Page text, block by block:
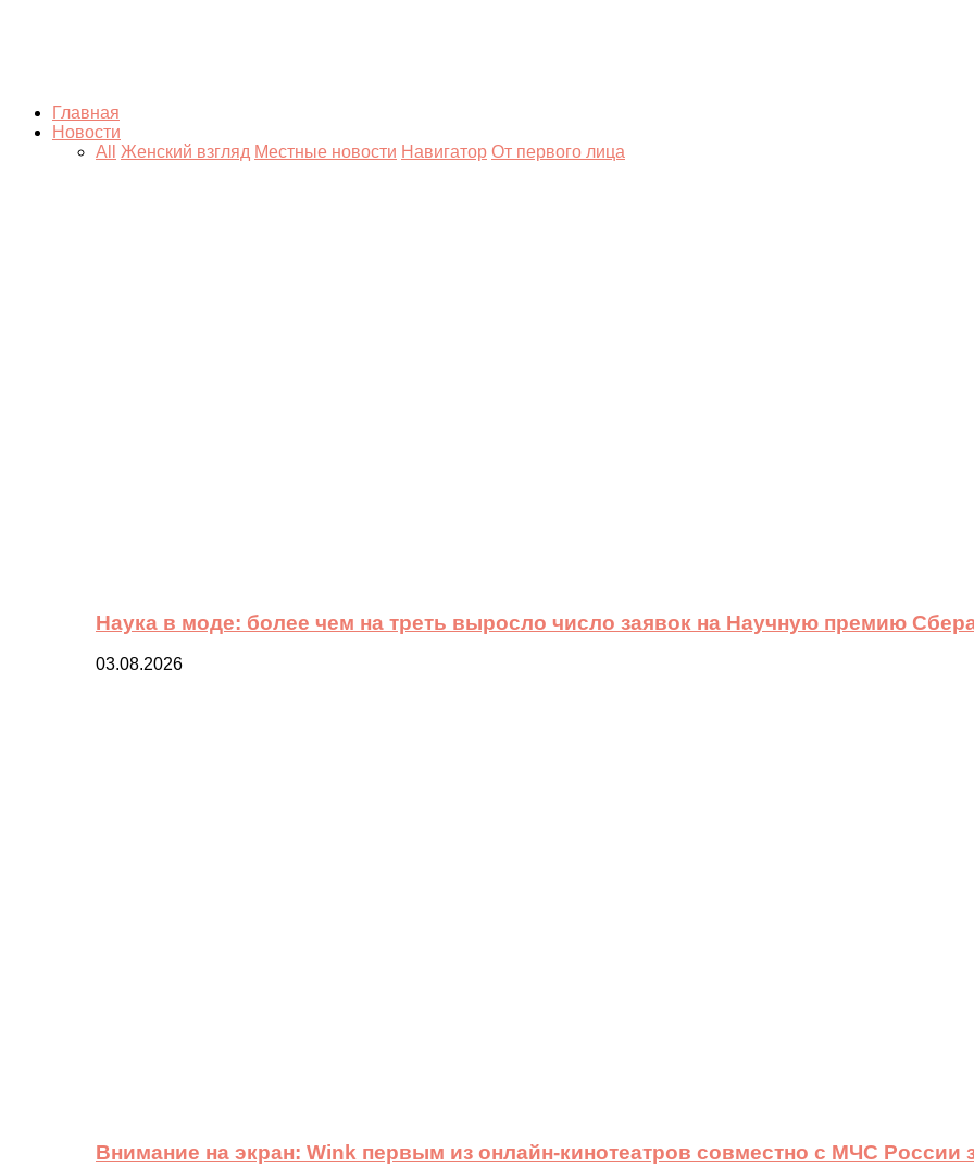
Главная
Новости
All
Женский взгляд Местные новости Навигатор От первого лица
Наука в моде: более чем на треть выросло число заявок на Научную премию
03.08.2026
Внимание на экран: Wink первым из онлайн-кинотеатров совместно с МЧС России